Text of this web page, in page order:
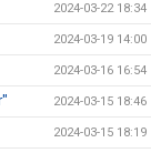
2024-03-22 18:34
2024-03-19 14:00
2024-03-16 16:54
2024-03-15 18:46
2024-03-15 18:19